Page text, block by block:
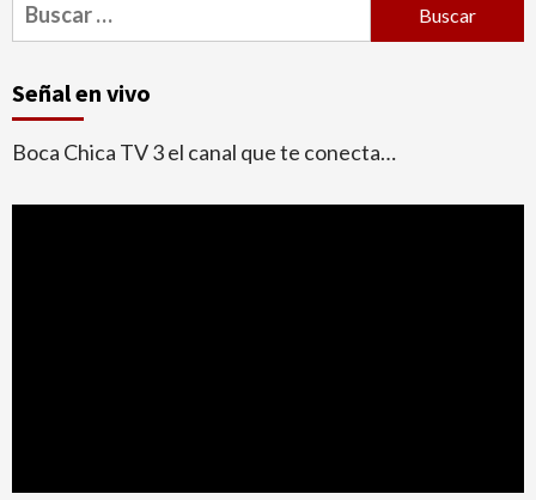
Señal en vivo
Boca Chica TV 3 el canal que te conecta…